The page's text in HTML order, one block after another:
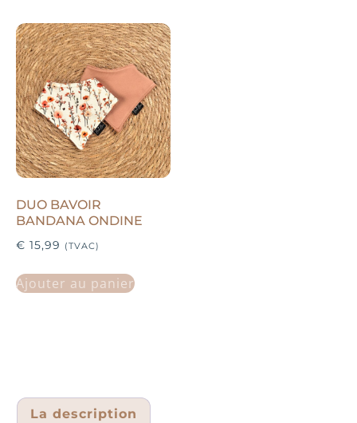
DUO BAVOIR
BANDANA ONDINE
€ 15,99 (TVAC)
Ajouter au panier
La description